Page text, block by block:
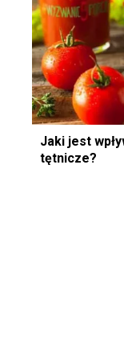
Jaki jest
tętnicze?